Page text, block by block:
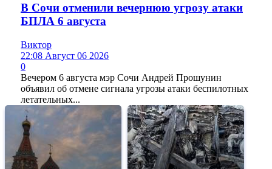
В Сочи отменили вечернюю угрозу атаки
БПЛА 6 августа
Виктор
22:08 Август 06 2026
0
Вечером 6 августа мэр Сочи Андрей Прошунин
объявил об отмене сигнала угрозы атаки беспилотных
летательных...